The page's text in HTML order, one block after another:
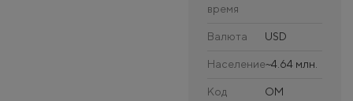
время
Валюта USD
Население~4.64 млн.
Код
OM